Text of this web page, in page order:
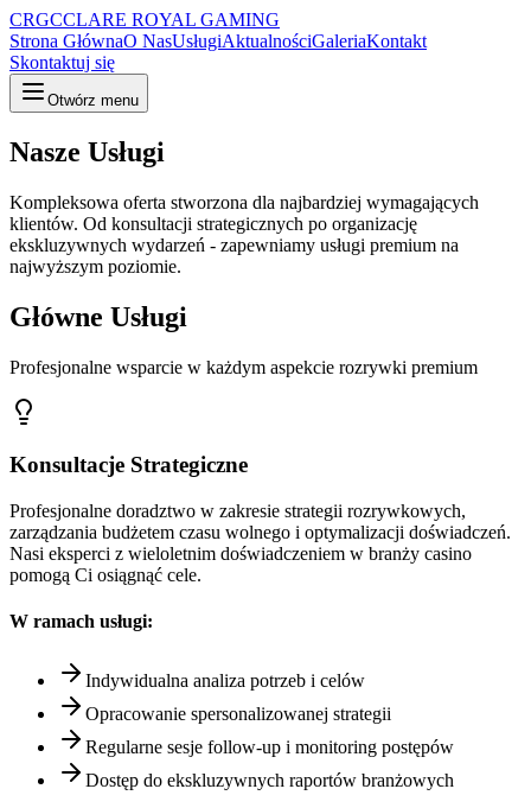
CRGCCLARE ROYAL GAMING
Strona GłównaO NasUsługiAktualnościGaleriaKontakt
Skontaktuj się
Otwórz menu
Nasze Usługi
Kompleksowa oferta stworzona dla najbardziej wymagających
klientów. Od konsultacji strategicznych po organizację
ekskluzywnych wydarzeń - zapewniamy usługi premium na
najwyższym poziomie.
Główne Usługi
Profesjonalne wsparcie w każdym aspekcie rozrywki premium
Konsultacje Strategiczne
Profesjonalne doradztwo w zakresie strategii rozrywkowych,
zarządzania budżetem czasu wolnego i optymalizacji doświadczeń.
Nasi eksperci z wieloletnim doświadczeniem w branży casino
pomogą Ci osiągnąć cele.
W ramach usługi:
Indywidualna analiza potrzeb i celów
Opracowanie spersonalizowanej strategii
Regularne sesje follow-up i monitoring postępów
Dostęp do ekskluzywnych raportów branżowych